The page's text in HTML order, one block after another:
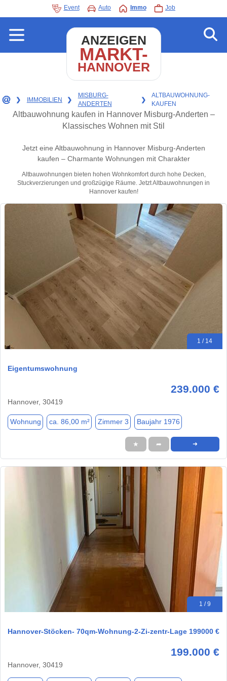
Event Auto Immo Job
ANZEIGEN
MARKT-
HANNOVER
❯ IMMOBILIEN ❯
MISBURG-
ANDERTEN
❯
ALTBAUWOHNUNG-
KAUFEN
Altbauwohnung kaufen in Hannover Misburg-Anderten –
Klassisches Wohnen mit Stil
Jetzt eine Altbauwohnung in Hannover Misburg-Anderten
kaufen – Charmante Wohnungen mit Charakter
Altbauwohnungen bieten hohen Wohnkomfort durch hohe Decken,
Stuckverzierungen und großzügige Räume. Jetzt Altbauwohnungen in
Hannover kaufen!
1 / 14
Eigentumswohnung
239.000 €
Hannover, 30419
Wohnung ca. 86,00 m² Zimmer 3 Baujahr 1976
★ ➦ ➜
1 / 9
Hannover-Stöcken- 70qm-Wohnung-2-Zi-zentr-Lage 199000 €
199.000 €
Hannover, 30419